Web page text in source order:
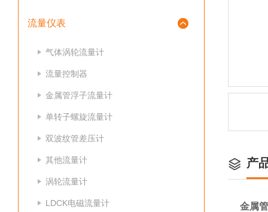
流量仪表
气体涡轮流量计
流量控制器
金属管浮子流量计
单转子螺旋流量计
双波纹管差压计
其他流量计
涡轮流量计
LDCK电磁流量计
产
金属